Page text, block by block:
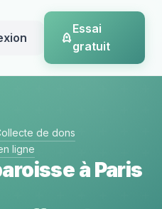
Essai
gratuit
de dons
ligne
à Paris